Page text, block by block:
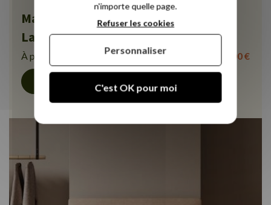
Matelas Ressorts Ensachés accueil
Latex Naturel Bio - Novoflex
À partir de 479,00 €
n'importe quelle page.
C'est OK pour moi
Refuser les cookies
Personnaliser